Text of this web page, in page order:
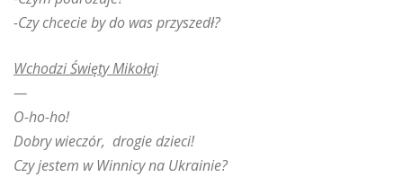
-Czy chcecie by do was przyszedł?
Wchodzi Święty Mikołaj
—
O-ho-ho!
Dobry wieczór, drogie dzieci!
Czy jestem w Winnicy na Ukrainie?